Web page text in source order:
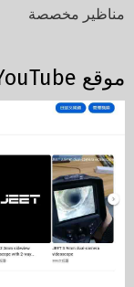
مناظير مخصصة
موقع YouTube